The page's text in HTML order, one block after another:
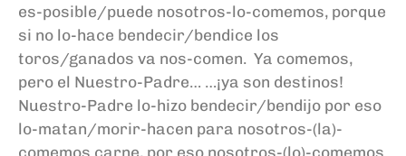
es-posible/puede nosotros-lo-comemos, porque
si no lo-hace bendecir/bendice los
toros/ganados va nos-comen. Ya comemos,
pero el Nuestro-Padre… …¡ya son destinos!
Nuestro-Padre lo-hizo bendecir/bendijo por eso
lo-matan/morir-hacen para nosotros-(la)-
comemos carne, por eso nosotros-(lo)-comemos